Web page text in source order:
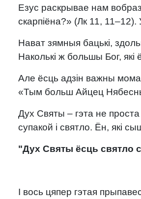
Езус раскрывае нам
скарпіёна?» (Лк 11,
Нават зямныя бацькі,
Наколькі ж большы Бог, які
Але ёсць адзін важны
«Тым больш Айцец
Дух Святы – гэта не
супакой і святло. Ён, які
"Дух Святы ёсць святло
І вось цяпер гэтая